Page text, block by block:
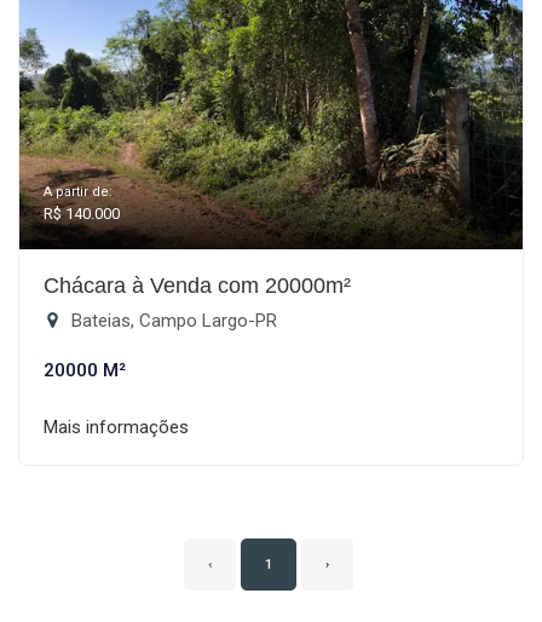
A partir de:
R$ 140.000
Chácara à Venda com 20000m²
Bateias, Campo Largo-PR
20000 M²
Mais informações
‹ 1 ›